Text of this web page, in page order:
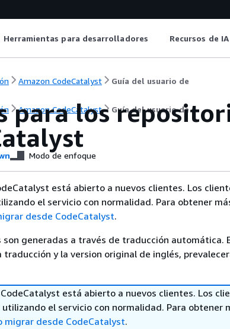
Herramientas para desarrolladores Recursos de IA
Amazon CodeCatalyst Guía del usuario de
Amazon CodeCatalyst Guía del usuario de
para los
Modo de enfoque
está abierto a nuevos clientes. Los
el servicio con normalidad. Para obtener
desde CodeCatalyst.
son generadas a través de traducción automática.
y la version original de inglés,
está abierto a nuevos clientes. Los
el servicio con normalidad. Para obtener
migrar desde CodeCatalyst.